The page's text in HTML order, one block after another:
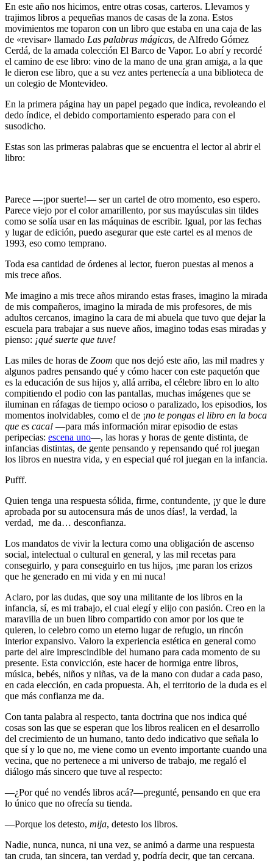
En este año nos hicimos, entre otras cosas, carteros. Llevamos y
trajimos libros a pequeñas manos de casas de la zona. Estos
movimientos me toparon con un libro que estaba en una caja de las
de «revisar» llamado Las palabras mágicas, de Alfredo Gómez
Cerdá, de la amada colección El Barco de Vapor. Lo abrí y recordé
el camino de ese libro: vino de la mano de una gran amiga, a la que
le dieron ese libro, que a su vez antes pertenecía a una biblioteca de
un colegio de Montevideo.
En la primera página hay un papel pegado que indica, revoleando el
dedo índice, el debido comportamiento esperado para con el
susodicho.
Estas son las primeras palabras que se encuentra el lector al abrir el
libro:
Parece —¡por suerte!— ser un cartel de otro momento, eso espero.
Parece viejo por el color amarillento, por sus mayúsculas sin tildes
como se solía usar en las máquinas de escribir. Igual, por las fechas
y lugar de edición, puedo asegurar que este cartel es al menos de
1993, eso como temprano.
Toda esa cantidad de órdenes al lector, fueron puestas al menos a
mis trece años.
Me imagino a mis trece años mirando estas frases, imagino la mirada
de mis compañeros, imagino la mirada de mis profesores, de mis
adultos cercanos, imagino la cara de mi abuela que tuvo que dejar la
escuela para trabajar a sus nueve años, imagino todas esas miradas y
pienso: ¡qué suerte que tuve!
Las miles de horas de Zoom que nos dejó este año, las mil madres y
algunos padres pensando qué y cómo hacer con este paquetón que
es la educación de sus hijos y, allá arriba, el célebre libro en lo alto
compitiendo el podio con las pantallas, muchas imágenes que se
iluminan en ráfagas de tiempo ocioso o paralizado, los episodios, los
momentos inolvidables, como el de ¡no te pongas el libro en la boca
que es caca! —para más información mirar episodio de estas
peripecias: escena uno—, las horas y horas de gente distinta, de
infancias distintas, de gente pensando y repensando qué rol juegan
los libros en nuestra vida, y en especial qué rol juegan en la infancia.
Pufff.
Quien tenga una respuesta sólida, firme, contundente, ¡y que le dure
aprobada por su autocensura más de unos días!, la verdad, la
verdad, me da… desconfianza.
Los mandatos de vivir la lectura como una obligación de ascenso
social, intelectual o cultural en general, y las mil recetas para
conseguirlo, y para conseguirlo en tus hijos, ¡me paran los erizos
que he generado en mi vida y en mi nuca!
Aclaro, por las dudas, que soy una militante de los libros en la
infancia, sí, es mi trabajo, el cual elegí y elijo con pasión. Creo en la
maravilla de un buen libro compartido con amor por los que te
quieren, lo celebro como un eterno lugar de refugio, un rincón
interior expansivo. Valoro la experiencia estética en general como
parte del aire imprescindible del humano para cada momento de su
presente. Esta convicción, este hacer de hormiga entre libros,
música, bebés, niños y niñas, va de la mano con dudar a cada paso,
en cada elección, en cada propuesta. Ah, el territorio de la duda es el
que más confianza me da.
Con tanta palabra al respecto, tanta doctrina que nos indica qué
cosas son las que se esperan que los libros realicen en el desarrollo
del crecimiento de un humano, tanto dedo indicativo que señala lo
que sí y lo que no, me viene como un evento importante cuando una
vecina, que no pertenece a mi universo de trabajo, me regaló el
diálogo más sincero que tuve al respecto:
—¿Por qué no vendés libros acá?—pregunté, pensando en que era
lo único que no ofrecía su tienda.
—Porque los detesto, mija, detesto los libros.
Nadie, nunca, nunca, ni una vez, se animó a darme una respuesta
tan cruda, tan sincera, tan verdad y, podría decir, que tan cercana.